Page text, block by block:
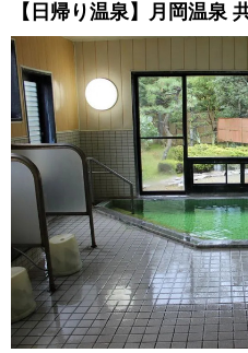
【日帰り温泉】月岡温泉